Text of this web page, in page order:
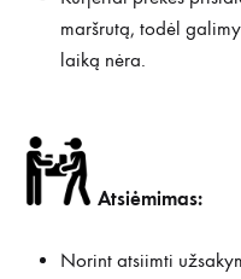
maršrutą, todėl
laiką nėra.
Atsiėmimas:
Norint atsiimti